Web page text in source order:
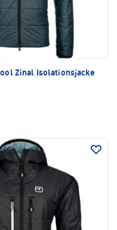
Zinal Isolationsjacke